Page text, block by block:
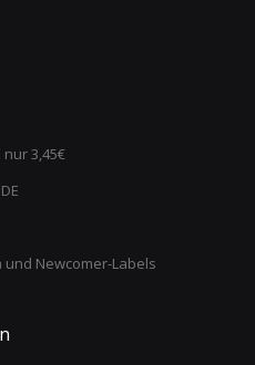
3,45€
Newcomer-Labels